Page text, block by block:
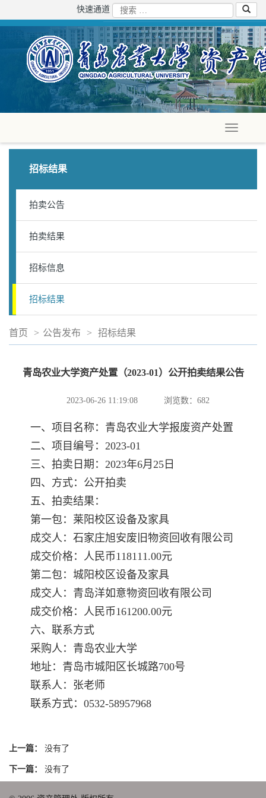
快速通道
招标结果
拍卖公告
拍卖结果
招标信息
招标结果
首页 > 公告发布 > 招标结果
青岛农业大学资产处置（2023-01）公开拍卖结果公告
2023-06-26 11:19:08 浏览数： 682
一、项目名称：青岛农业大学报废资产处置
二、项目编号：2023-01
三、拍卖日期：2023年6月25日
四、方式：公开拍卖
五、拍卖结果：
第一包：莱阳校区设备及家具
成交人：石家庄旭安废旧物资回收有限公司
成交价格：人民币118111.00元
第二包：城阳校区设备及家具
成交人：青岛洋如意物资回收有限公司
成交价格：人民币161200.00元
六、联系方式
采购人：青岛农业大学
地址：青岛市城阳区长城路700号
联系人：张老师
联系方式：0532-58957968
上一篇： 没有了
下一篇： 没有了